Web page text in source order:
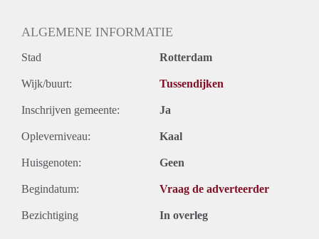
ALGEMENE INFORMATIE
Stad Rotterdam
Wijk/buurt: Tussendijken
Inschrijven gemeente: Ja
Opleverniveau: Kaal
Huisgenoten: Geen
Begindatum: Vraag de adverteerder
Bezichtiging In overleg